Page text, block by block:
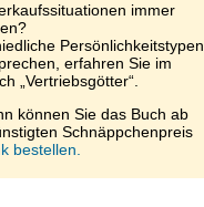
immer
Persönlichkeitstypen
erfahren Sie im
„Vertriebsgötter“.
können Sie das Buch ab
Schnäppchenpreis
bestellen.